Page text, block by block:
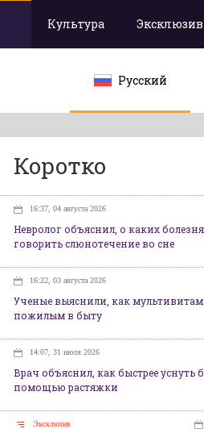
Культура
Русский
Коротко
16:37, 04 августа 2026
Невролог объяснил, о каких
говорить слюнотечение во сне
16:22, 03 августа 2026
Ученые выяснили, как
пожилым в быту
14:07, 31 июля 2026
Врач объяснил, как быстрее уснуть
помощью растяжки
Эксклюзив